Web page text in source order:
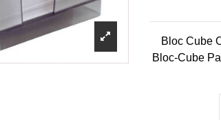
Bloc Cube
Bloc-Cube